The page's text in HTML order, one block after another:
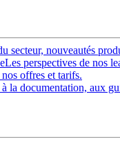
secteur, nouveautés
Les perspectives de nos
offres et tarifs.
la documentation, aux